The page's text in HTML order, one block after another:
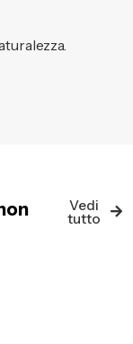
Vedi
tutto